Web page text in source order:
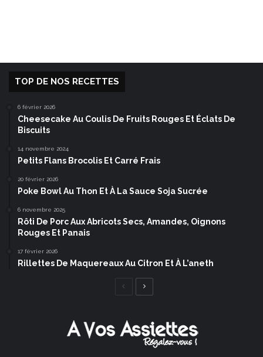
TOP DE NOS RECETTES
6 février 2026
Cheesecake Au Coulis De Fruits Rouges Et Éclats De
Biscuits
14 novembre 2024
Petits Flans Brocolis Et Carré Frais
20 février 2026
Poke Bowl Au Thon Et À La Sauce Soja Sucrée
6 novembre 2025
Rôti De Porc Aux Abricots Secs, Amandes, Oignons
Rouges Et Panais
17 février 2026
Rillettes De Maquereaux Au Citron Et À L’aneth
Page